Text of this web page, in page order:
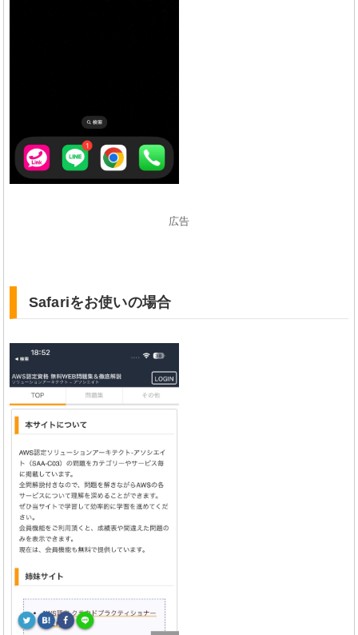
広告
Safariをお使いの場合